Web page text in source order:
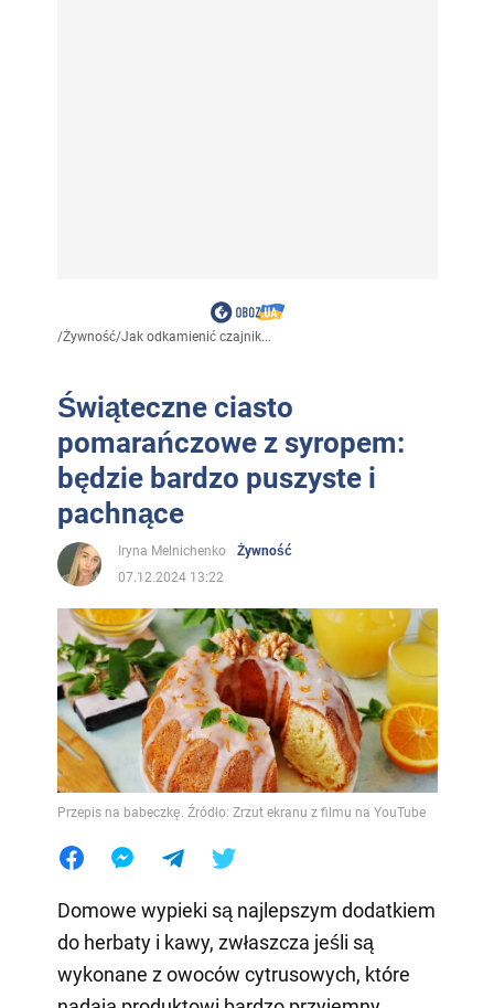
/Żywność/Jak odkamienić czajnik...
Świąteczne ciasto
pomarańczowe z syropem:
będzie bardzo puszyste i
pachnące
Iryna Melnichenko
Żywność
07.12.2024 13:22
Przepis na babeczkę. Źródło: Zrzut ekranu z filmu na YouTube
Domowe wypieki są najlepszym dodatkiem
do herbaty i kawy, zwłaszcza jeśli są
wykonane z owoców cytrusowych, które